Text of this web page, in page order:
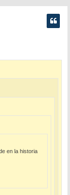
en la historia